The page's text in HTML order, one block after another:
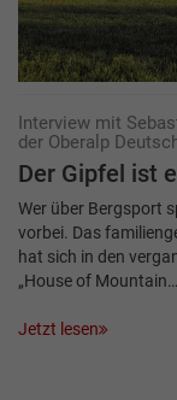
Interview mit
der Oberalp
Der Gipfel ist
Wer über Bergsport
vorbei. Das
hat sich in den
„House of Mountain…
Jetzt lesen